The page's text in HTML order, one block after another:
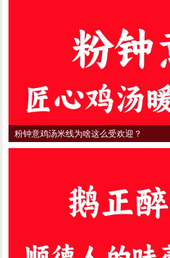
粉钟意鸡汤米线为啥这么受欢迎？